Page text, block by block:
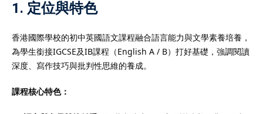
1. 定位與特色
香港國際學校的初中英國語文課程融合語言能力與文學素養培養，
為學生銜接IGCSE及IB課程（English A / B）打好基礎，強調閱讀
深度、寫作技巧與批判性思維的養成。
課程核心特色：